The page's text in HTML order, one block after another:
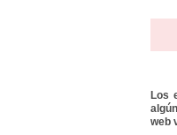
Los
web